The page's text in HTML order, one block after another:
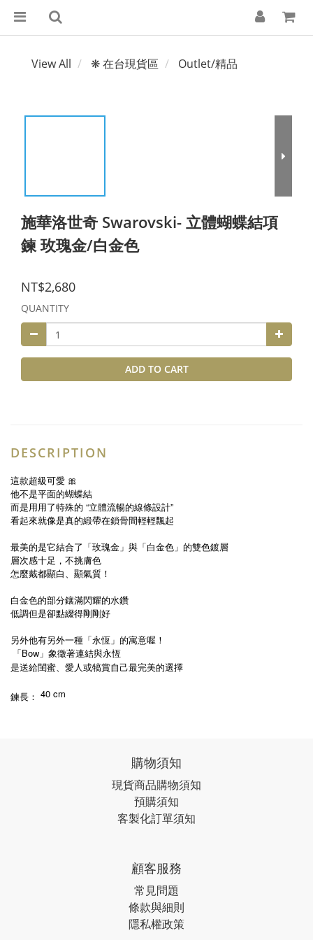
View All ❋ 在台現貨區 Outlet/精品
施華洛世奇 Swarovski- 立體蝴蝶結項
鍊 玫瑰金/白金色
NT$2,680
QUANTITY
ADD TO CART
DESCRIPTION
這款超級可愛 🎀
他不是平面的蝴蝶結
而是用用了特殊的 “立體流暢的線條設計”
看起來就像是真的緞帶在鎖骨間輕輕飄起
最美的是它結合了「玫瑰金」與「白金色」的雙色鍍層
層次感十足，不挑膚色
怎麼戴都顯白、顯氣質！
白金色的部分鑲滿閃耀的水鑽
低調但是卻點綴得剛剛好
另外他有另外一種「永恆」的寓意喔！
「Bow」象徵著連結與永恆
是送給閨蜜、愛人或犒賞自己最完美的選擇
鍊長： 40 cm
購物須知
現貨商品購物須知
預購須知
客製化訂單須知
顧客服務
常見問題
條款與細則
隱私權政策